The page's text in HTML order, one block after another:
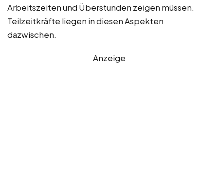
Arbeitszeiten und Überstunden zeigen müssen.
Teilzeitkräfte liegen in diesen Aspekten
dazwischen.
Anzeige